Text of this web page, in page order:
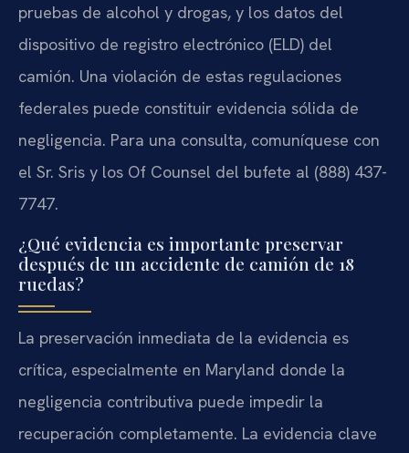
pruebas de alcohol y drogas, y los datos del
dispositivo de registro electrónico (ELD) del
camión. Una violación de estas regulaciones
federales puede constituir evidencia sólida de
negligencia. Para una consulta, comuníquese con
el Sr. Sris y los Of Counsel del bufete al (888) 437-
7747.
¿Qué evidencia es importante preservar
después de un accidente de camión de 18
ruedas?
La preservación inmediata de la evidencia es
crítica, especialmente en Maryland donde la
negligencia contributiva puede impedir la
recuperación completamente. La evidencia clave